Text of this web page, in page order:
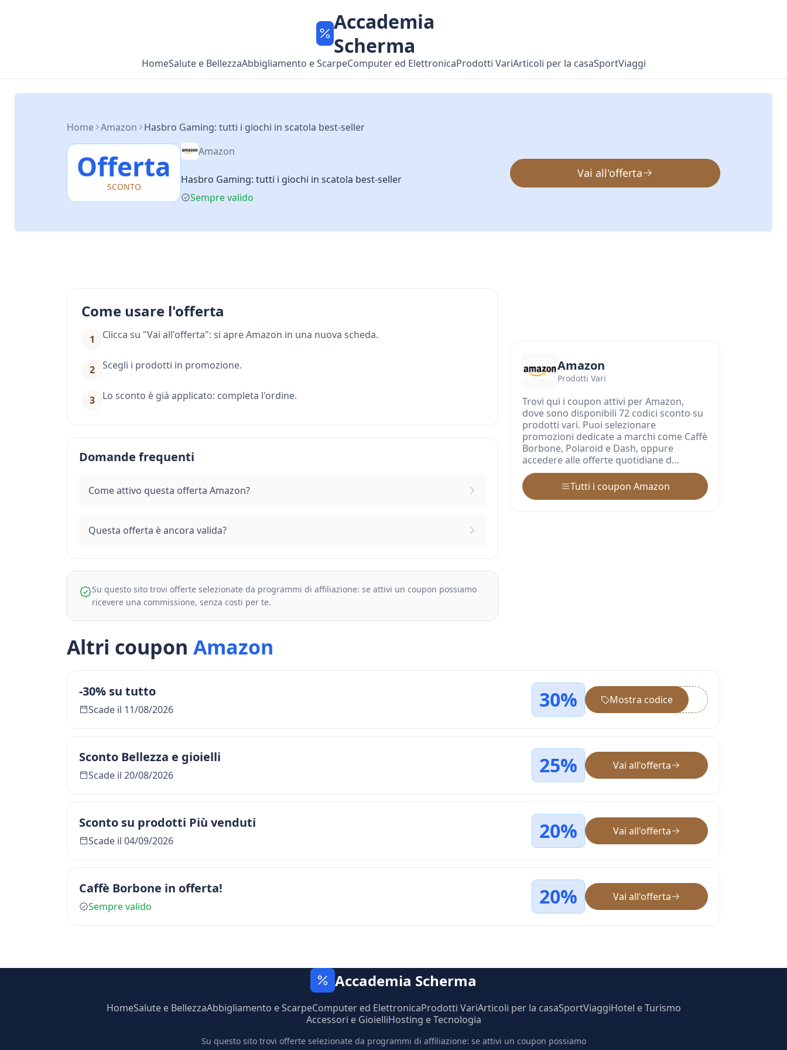
Accademia
Scherma
HomeSalute e BellezzaAbbigliamento e ScarpeComputer ed ElettronicaProdotti VariArticoli per la casaSportViaggi
Home Amazon Hasbro Gaming: tutti i giochi in scatola best-seller
Offerta
SCONTO
Amazon
Hasbro Gaming: tutti i giochi in scatola best-seller
Sempre valido
Vai all'offerta
Come usare l'offerta
1 Clicca su "Vai all'offerta": si apre Amazon in una nuova scheda.
2 Scegli i prodotti in promozione.
3 Lo sconto è già applicato: completa l'ordine.
Domande frequenti
Come attivo questa offerta Amazon?
Questa offerta è ancora valida?
Su questo sito trovi offerte selezionate da programmi di affiliazione: se attivi un coupon possiamo
ricevere una commissione, senza costi per te.
Amazon
Prodotti Vari
Trovi qui i coupon attivi per Amazon,
dove sono disponibili 72 codici sconto su
prodotti vari. Puoi selezionare
promozioni dedicate a marchi come Caffè
Borbone, Polaroid e Dash, oppure
accedere alle offerte quotidiane d…
Tutti i coupon Amazon
Altri coupon Amazon
-30% su tutto
Scade il 11/08/2026 30% ••••••
Mostra codice
Sconto Bellezza e gioielli
Scade il 20/08/2026 25% Vai all'offerta
Sconto su prodotti Più venduti
Scade il 04/09/2026 20% Vai all'offerta
Caffè Borbone in offerta!
Sempre valido 20% Vai all'offerta
Accademia Scherma
HomeSalute e BellezzaAbbigliamento e ScarpeComputer ed ElettronicaProdotti VariArticoli per la casaSportViaggiHotel e Turismo
Accessori e GioielliHosting e Tecnologia
Su questo sito trovi offerte selezionate da programmi di affiliazione: se attivi un coupon possiamo